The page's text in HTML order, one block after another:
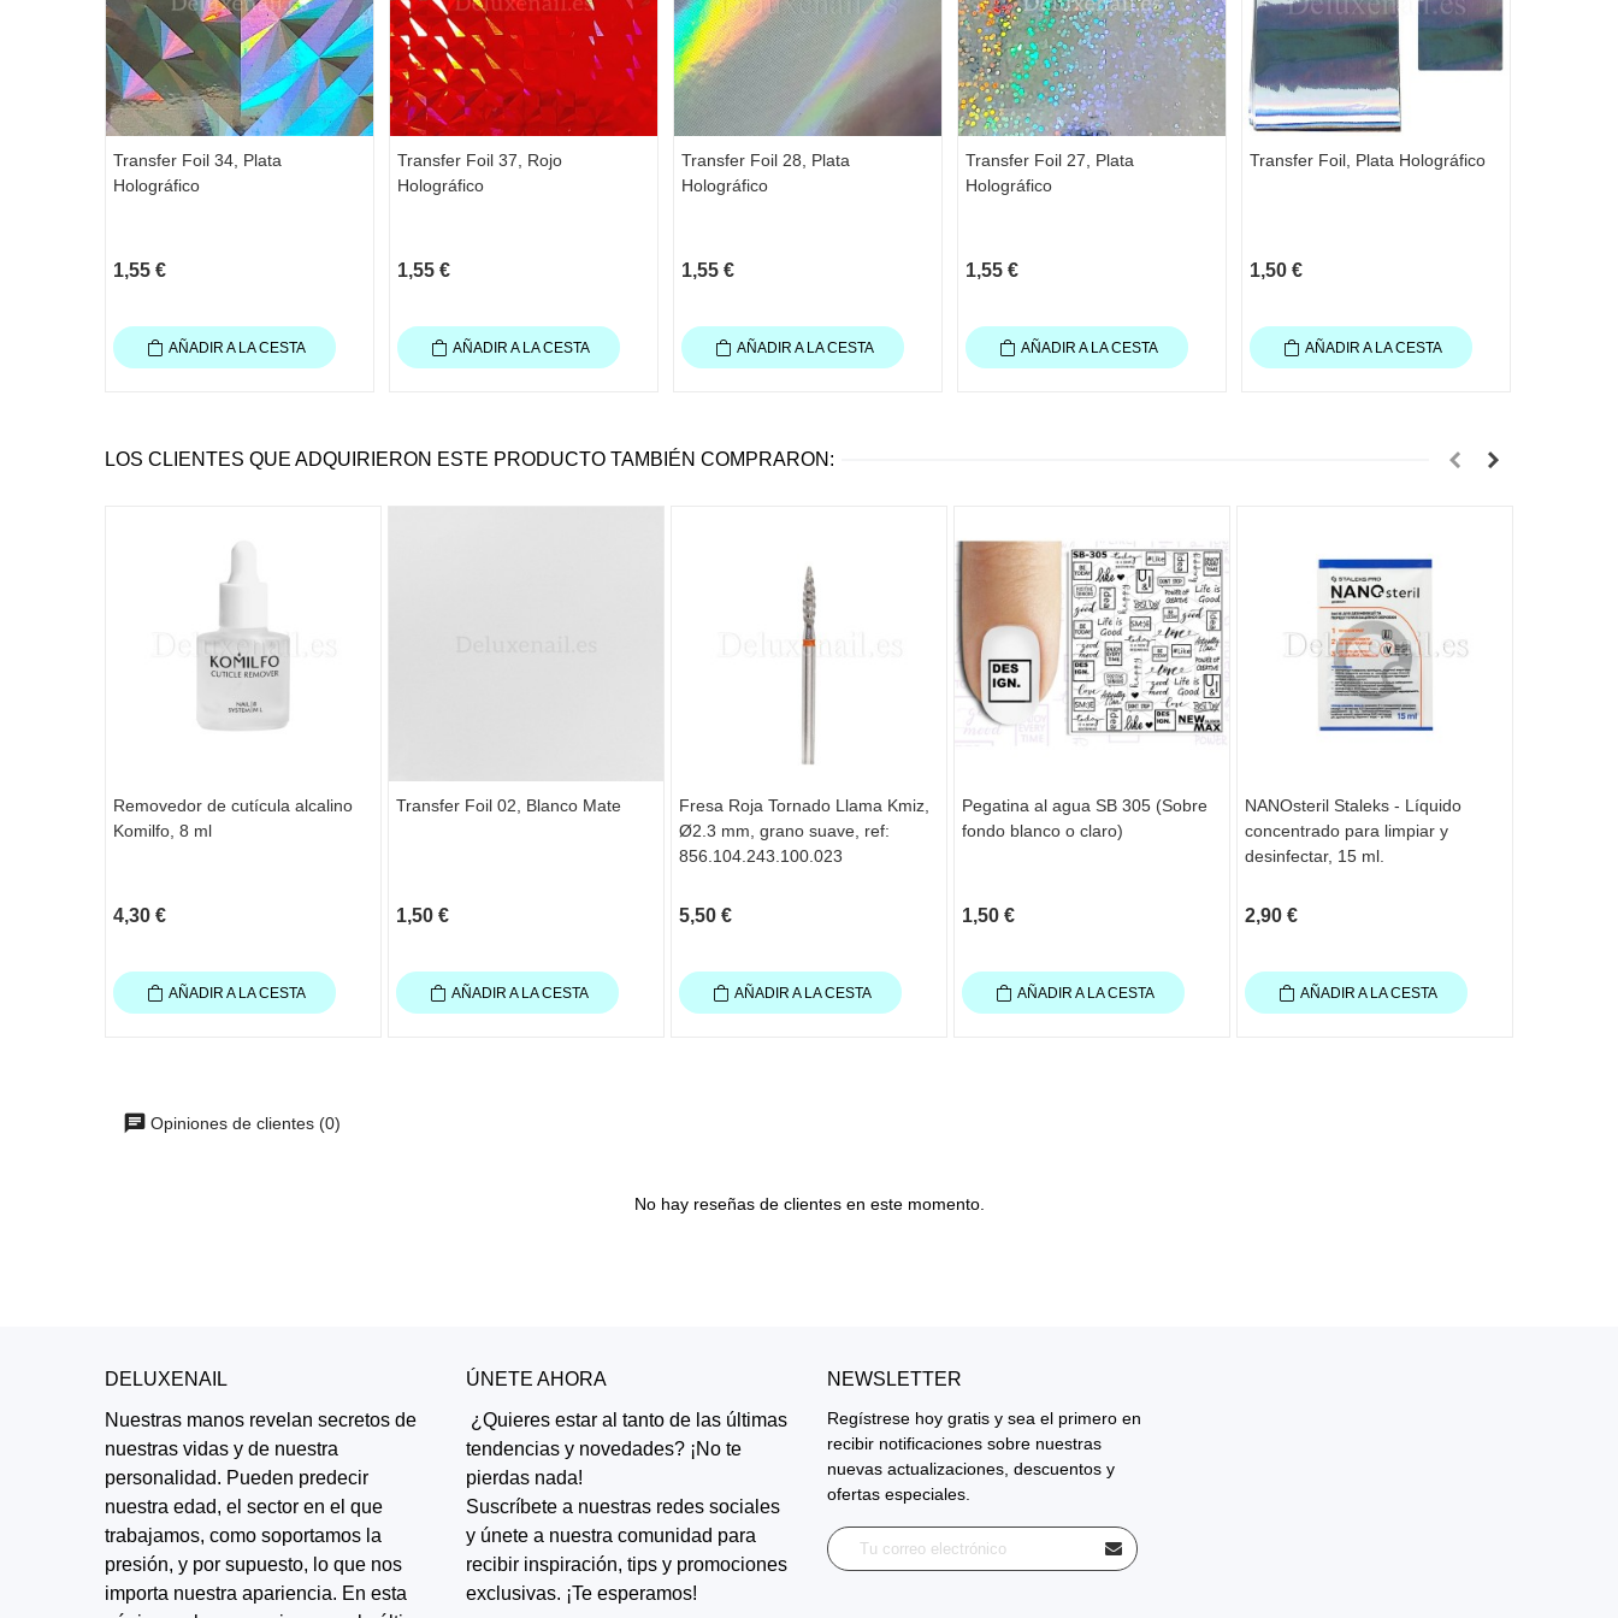
Transfer Foil 34, Plata
Holográfico
1,55 €
AÑADIR A LA CESTA
Transfer Foil 37, Rojo
Holográfico
1,55 €
AÑADIR A LA CESTA
Transfer Foil 28, Plata
Holográfico
1,55 €
AÑADIR A LA CESTA
Transfer Foil 27, Plata
Holográfico
1,55 €
AÑADIR A LA CESTA
Transfer Foil, Plata Holográfico
1,50 €
AÑADIR A LA CESTA
LOS CLIENTES QUE ADQUIRIERON ESTE PRODUCTO TAMBIÉN COMPRARON:
Removedor de cutícula alcalino
Komilfo, 8 ml
4,30 €
AÑADIR A LA CESTA
Transfer Foil 02, Blanco Mate
1,50 €
AÑADIR A LA CESTA
Fresa Roja Tornado Llama Kmiz,
Ø2.3 mm, grano suave, ref:
856.104.243.100.023
5,50 €
AÑADIR A LA CESTA
Pegatina al agua SB 305 (Sobre
fondo blanco o claro)
1,50 €
AÑADIR A LA CESTA
NANOsteril Staleks - Líquido
concentrado para limpiar y
desinfectar, 15 ml.
2,90 €
AÑADIR A LA CESTA
Opiniones de clientes (0)
No hay reseñas de clientes en este momento.
DELUXENAIL
Nuestras manos revelan secretos de
nuestras vidas y de nuestra
personalidad. Pueden predecir
nuestra edad, el sector en el que
trabajamos, como soportamos la
presión, y por supuesto, lo que nos
importa nuestra apariencia. En esta
ÚNETE AHORA
¿Quieres estar al tanto de las últimas
tendencias y novedades? ¡No te
pierdas nada!
Suscríbete a nuestras redes sociales
y únete a nuestra comunidad para
recibir inspiración, tips y promociones
exclusivas. ¡Te esperamos!
NEWSLETTER
Regístrese hoy gratis y sea el primero en
recibir notificaciones sobre nuestras
nuevas actualizaciones, descuentos y
ofertas especiales.